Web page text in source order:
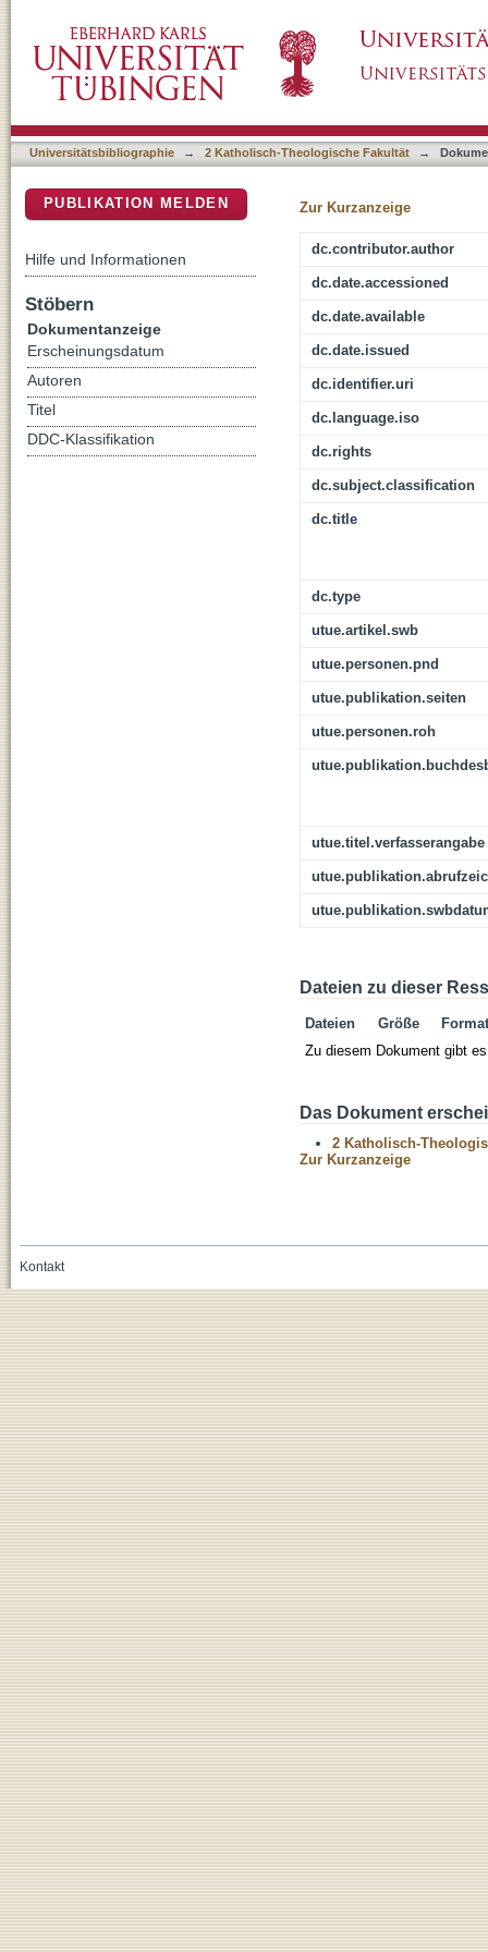
der "Stiftung Liebenau" in Württemberg
Universitätsbibliographie → 2 Katholisch-Theologische Fakultät →
Zur Kurzanzeige
dc.contributor.author
dc.date.accessioned
dc.date.available
dc.date.issued
dc.identifier.uri
dc.language.iso
dc.rights
dc.subject.classification
dc.title
dc.type
utue.artikel.swb
utue.personen.pnd
utue.publikation.seiten
utue.personen.roh
utue.titel.verfasserangabe
Dateien zu dieser
Dateien Größe
Format
Zu diesem Dokument gibt
Das Dokument
2 Katholisch-
Zur Kurzanzeige
PUBLIKATION MELDEN
Hilfe und Informationen
Stöbern
Dokumentanzeige
Erscheinungsdatum
Autoren
Titel
DDC-Klassifikation
Kontakt